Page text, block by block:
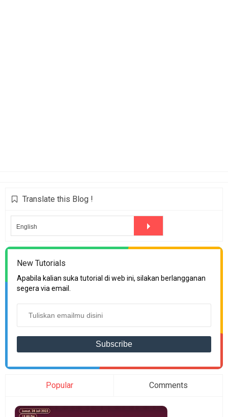
Translate this Blog !
New Tutorials
Apabila kalian suka tutorial di web ini, silakan berlangganan
segera via email.
Popular Comments